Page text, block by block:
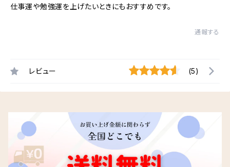
仕事運や勉強運を上げたいときにもおすすめです。
通報する
レビュー (5)